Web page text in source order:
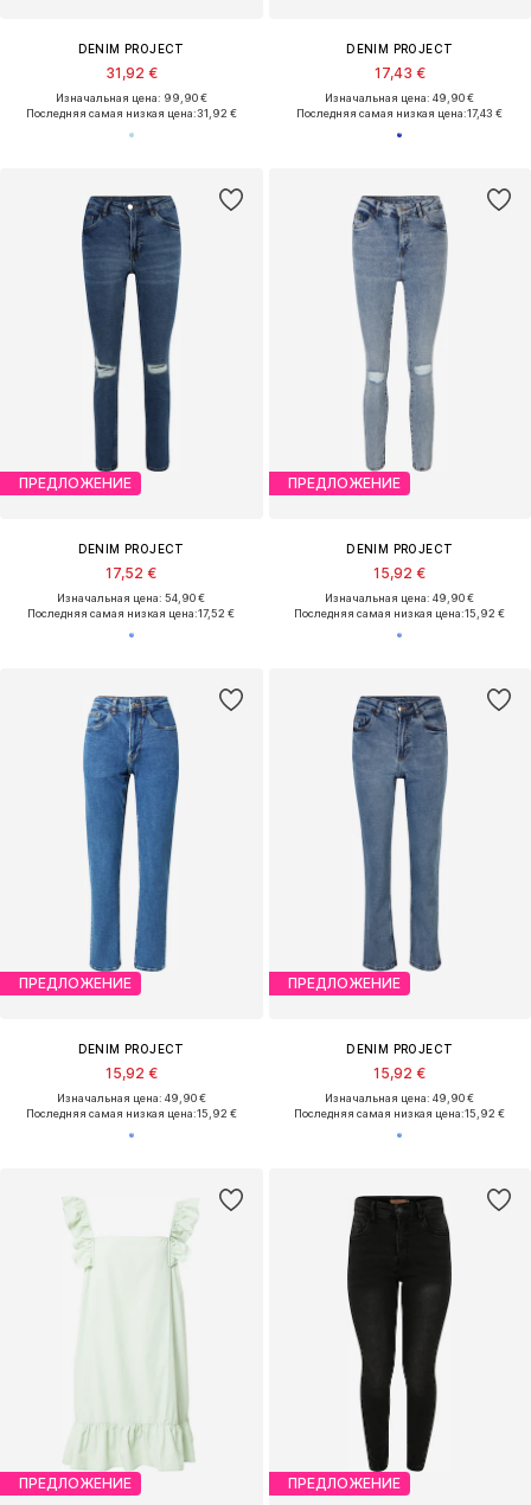
DENIM PROJECT
31,92 €
Изначальная цена: 99,90 €
Последняя самая низкая цена:31,92 €
DENIM PROJECT
17,43 €
Изначальная цена: 49,90 €
Последняя самая низкая цена:17,43 €
ПРЕДЛОЖЕНИЕ
DENIM PROJECT
17,52 €
Изначальная цена: 54,90 €
Последняя самая низкая цена:17,52 €
ПРЕДЛОЖЕНИЕ
DENIM PROJECT
15,92 €
Изначальная цена: 49,90 €
Последняя самая низкая цена:15,92 €
ПРЕДЛОЖЕНИЕ
DENIM PROJECT
15,92 €
Изначальная цена: 49,90 €
Последняя самая низкая цена:15,92 €
ПРЕДЛОЖЕНИЕ
DENIM PROJECT
15,92 €
Изначальная цена: 49,90 €
Последняя самая низкая цена:15,92 €
ПРЕДЛОЖЕНИЕ ПРЕДЛОЖЕНИЕ